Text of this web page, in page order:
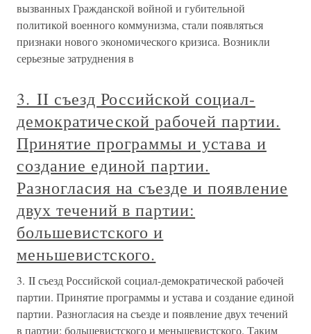
вызванных Гражданской войной и губительной
политикой военного коммунизма, стали появляться
признаки нового экономического кризиса. Возникли
серьезные затруднения в
3. II съезд Российской социал-
демократической рабочей партии.
Принятие программы и устава и
создание единой партии.
Разногласия на съезде и появление
двух течений в партии:
большевистского и
меньшевистского.
3. II съезд Российской социал-демократической рабочей
партии. Принятие программы и устава и создание единой
партии. Разногласия на съезде и появление двух течений
в партии: большевистского и меньшевистского. Таким